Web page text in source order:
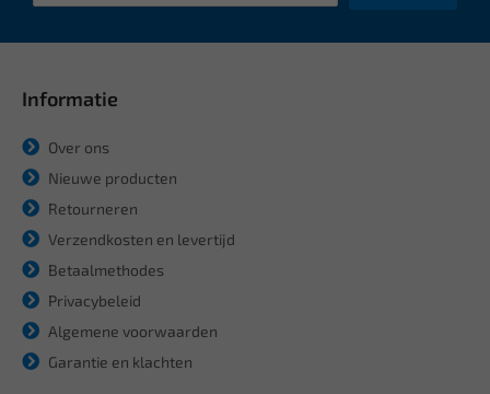
Informatie
Over ons
Nieuwe producten
Retourneren
Verzendkosten en levertijd
Betaalmethodes
Privacybeleid
Algemene voorwaarden
Garantie en klachten